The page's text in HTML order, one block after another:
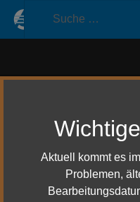
Teil des Titels eingeben
Filter Zurücksetzen
Aktuell kommt es
Problemen,